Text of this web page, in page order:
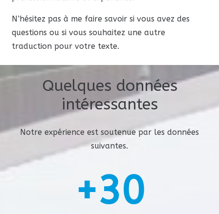
N’hésitez pas à me faire savoir si vous avez des
questions ou si vous souhaitez une autre
traduction pour votre texte.
Quelques données
intéressantes
Notre expérience est soutenue par les données
suivantes.
+
0
1
30
0
1